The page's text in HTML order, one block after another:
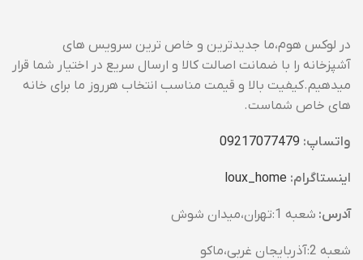
در لوکس هوم،ما جدیدترین و خاص ترین سرویس های
آشپزخانه را با ضمانت اصالت کالا و ارسال سریع در اختیار شما قرار
میدهیم.کیفیت بالا و قیمت مناسب انتخاب هرروز ما برای خانه
های خاص شماست.
واتساپ: 09217077479
اینستاگرام: loux_home​
آدرس: شعبه 1:تهران،میدان شوش
شعبه 2:آذربایجان غربی،ماکو